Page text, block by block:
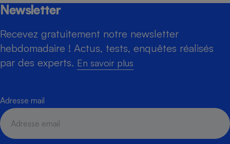
Newsletter
Recevez gratuitement notre newsletter
hebdomadaire ! Actus, tests, enquêtes réalisés
par des experts. En savoir plus
Adresse mail